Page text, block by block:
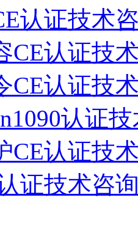
认证技术
CE认证技
CE认证技
认证
CE认证技
证技术咨